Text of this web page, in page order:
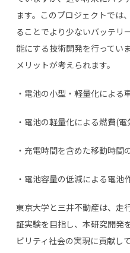
ます。このプロジェクトでは
ることでより少ないバッテリ
能にする技術開発を行ってい
メリットが考えられます。
・電池の小型・軽量化による
・電池の軽量化による燃費(電
・充電時間を含めた移動時間
・電池容量の低減による電池
東京大学と三井不動産は、走
証実験を目指し、本研究開発
ビリティ社会の実現に貢献し